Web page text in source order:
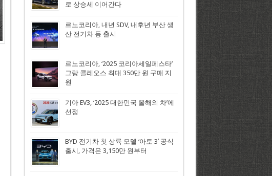
로 상승세 이어간다
르노코리아, 내년 SDV, 내후년 부산 생
산 전기차 등 출시
르노코리아, ‘2025 코리아세일페스타’
그랑 콜레오스 최대 350만 원 구매 지
원
기아 EV3, ‘2025 대한민국 올해의 차’에
선정
BYD 전기차 첫 상륙 모델 ‘아토 3′ 공식
출시, 가격은 3,150만 원부터